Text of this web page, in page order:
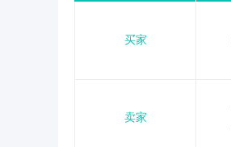
买家
卖家